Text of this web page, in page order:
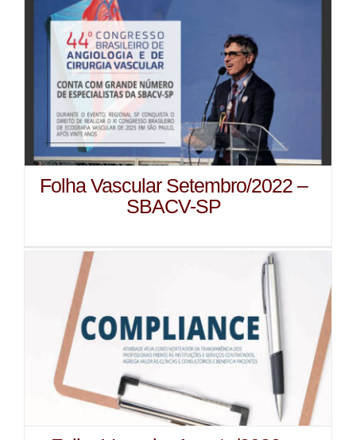
Folha Vascular Setembro/2022 –
SBACV-SP